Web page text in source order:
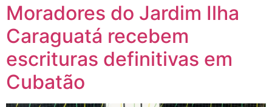
Moradores do Jardim Ilha
Caraguatá recebem
escrituras definitivas em
Cubatão